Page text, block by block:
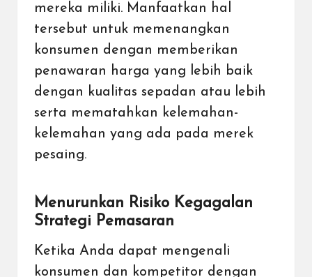
mereka miliki. Manfaatkan hal
tersebut untuk memenangkan
konsumen dengan memberikan
penawaran harga yang lebih baik
dengan kualitas sepadan atau lebih
serta mematahkan kelemahan-
kelemahan yang ada pada merek
pesaing.
Menurunkan Risiko Kegagalan
Strategi Pemasaran
Ketika Anda dapat mengenali
konsumen dan kompetitor dengan